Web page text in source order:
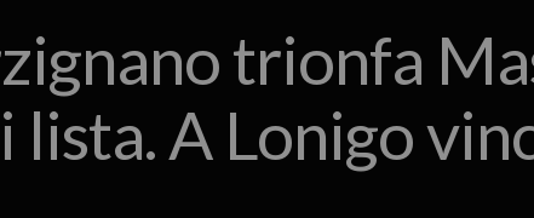
trionfa
A Lonigo